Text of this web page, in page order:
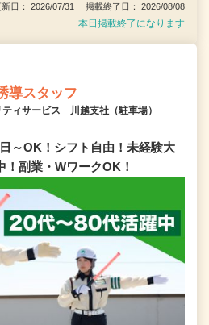
新日： 2026/07/31 掲載終了日： 2026/08/08
本日掲載終了になります
導スタッフ
ィサービス 川越支社（駐車場）
～OK！シフト自由！未経験大
副業・WワークOK！